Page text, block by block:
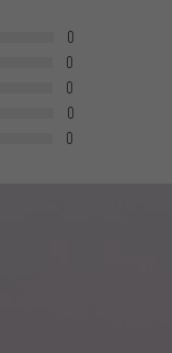
0
0
0
0
0